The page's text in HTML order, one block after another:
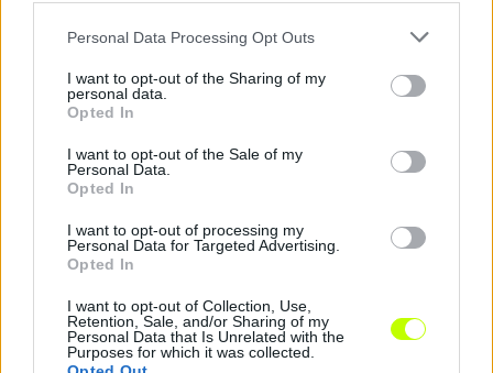
Please note that this website/app uses one or more Google
not limited to your visit or usage behaviour. You may click to
grant or deny consent to Google and its third-party tags to
use your data for below specified purposes in below Google
consent section.
Personal Data Processing Opt Outs
I want to opt-out of the Sharing of my
personal data.
Opted In
I want to opt-out of the Sale of my
Personal Data.
Opted In
I want to opt-out of processing my
Personal Data for Targeted Advertising.
Opted In
I want to opt-out of Collection, Use,
Retention, Sale, and/or Sharing of my
Personal Data that Is Unrelated with the
Purposes for which it was collected.
Végleges lett a Soroksár játékoskerete
2026.08.07.